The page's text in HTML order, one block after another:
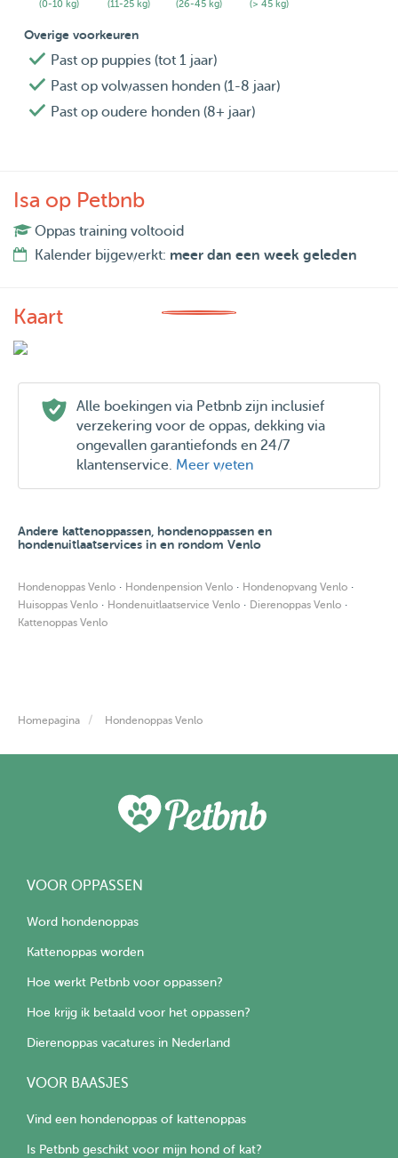
(0-10 kg) (11-25 kg) (26-45 kg) (> 45 kg)
Overige voorkeuren
Past op puppies (tot 1 jaar)
Past op volwassen honden (1-8 jaar)
Past op oudere honden (8+ jaar)
Isa op Petbnb
Oppas training voltooid
Kalender bijgewerkt: meer dan een week geleden
Kaart
Alle boekingen via Petbnb zijn inclusief
verzekering voor de oppas, dekking via
ongevallen garantiefonds en 24/7
klantenservice. Meer weten
Andere kattenoppassen, hondenoppassen en
hondenuitlaatservices in en rondom Venlo
Hondenoppas Venlo · Hondenpension Venlo · Hondenopvang Venlo ·
Huisoppas Venlo · Hondenuitlaatservice Venlo · Dierenoppas Venlo ·
Kattenoppas Venlo
Homepagina Hondenoppas Venlo
VOOR OPPASSEN
Word hondenoppas
Kattenoppas worden
Hoe werkt Petbnb voor oppassen?
Hoe krijg ik betaald voor het oppassen?
Dierenoppas vacatures in Nederland
VOOR BAASJES
Vind een hondenoppas of kattenoppas
Is Petbnb geschikt voor mijn hond of kat?